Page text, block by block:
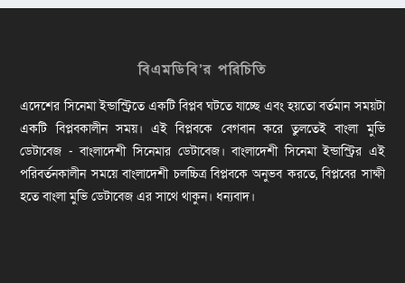
বিএমডিবি’র পরিচিতি
এদেশের সিনেমা ইন্ডাস্ট্রিতে একটি বিপ্লব ঘটতে যাচ্ছে এবং হয়তো বর্তমান সময়টা
একটি বিপ্লবকালীন সময়। এই বিপ্লবকে বেগবান করে তুলতেই বাংলা মুভি
ডেটাবেজ - বাংলাদেশী সিনেমার ডেটাবেজ। বাংলাদেশী সিনেমা ইন্ডাস্ট্রির এই
পরিবর্তনকালীন সময়ে বাংলাদেশী চলচ্চিত্র বিপ্লবকে অনুভব করতে, বিপ্লবের সাক্ষী
হতে বাংলা মুভি ডেটাবেজ এর সাথে থাকুন। ধন্যবাদ।